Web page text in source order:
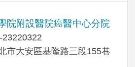
院附設醫院癌醫中心分院
市大安區基隆路三段155巷